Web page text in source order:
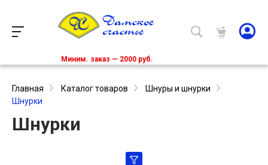
Миним. заказ — 2000 руб.
Главная Каталог товаров
Шнуры и шнурки
Шнурки
Шнурки